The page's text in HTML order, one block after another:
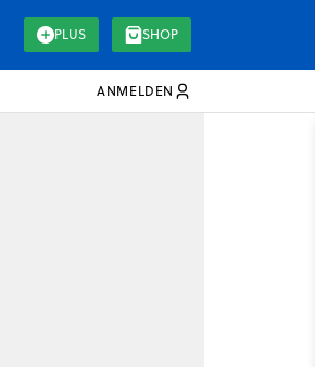
PLUS SHOP
ANMELDEN